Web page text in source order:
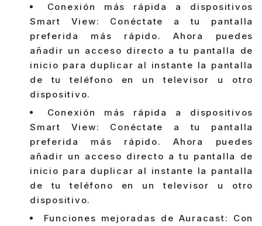
Conexión más rápida a dispositivos
Smart View: Conéctate a tu pantalla
preferida más rápido. Ahora puedes
añadir un acceso directo a tu pantalla de
inicio para duplicar al instante la pantalla
de tu teléfono en un televisor u otro
dispositivo.
Conexión más rápida a dispositivos
Smart View: Conéctate a tu pantalla
preferida más rápido. Ahora puedes
añadir un acceso directo a tu pantalla de
inicio para duplicar al instante la pantalla
de tu teléfono en un televisor u otro
dispositivo.
Funciones mejoradas de Auracast: Con